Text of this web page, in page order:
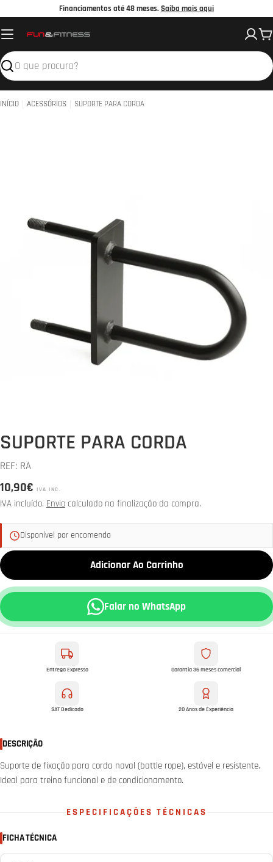
o
conteúdo
Financiamentos até 48 meses.Saiba mais aqui
Pesquisar
INÍCIO ACESSÓRIOS SUPORTE PARA CORDA
SUPORTE PARA CORDA
REF: RA
Preço
normal
10,90€ IVA INC.
IVA incluído. Envio calculado na finalização da compra.
Disponível por encomenda
Adicionar Ao Carrinho
Falar no WhatsApp
Entrega Expresso Garantia 36 meses comercial
SAT Dedicado 20 Anos de Experiência
DESCRIÇÃO
Suporte de fixação para corda naval (battle rope), estável e resistente.
Ideal para treino funcional e de condicionamento.
ESPECIFICAÇÕES TÉCNICAS
FICHA TÉCNICA